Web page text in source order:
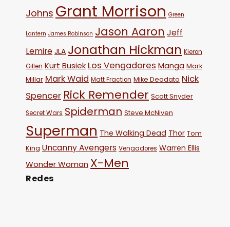
Johns Grant Morrison Green
Lantern James Robinson Jason Aaron Jeff
Lemire JLA Jonathan Hickman Kieron
Gillen Kurt Busiek Los Vengadores Manga Mark
Millar Mark Waid Matt Fraction Mike Deodato Nick
Spencer Rick Remender Scott Snyder
Secret Wars Spiderman Steve McNiven
Superman The Walking Dead Thor Tom
King Uncanny Avengers Vengadores Warren Ellis
Wonder Woman X-Men
Redes